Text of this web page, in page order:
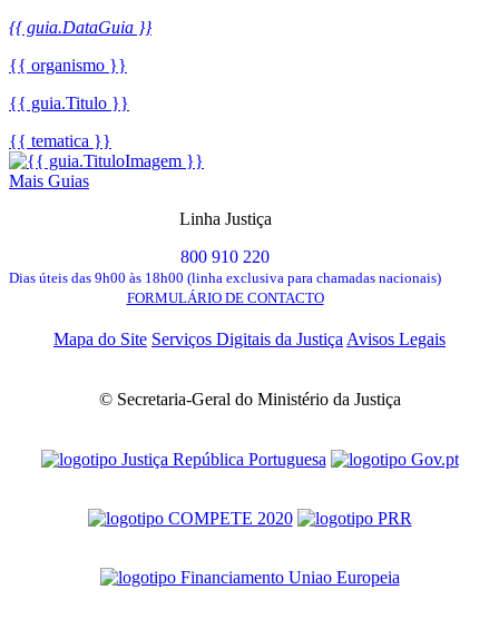
{{ guia.DataGuia }}
{{ organismo }}
{{ guia.Titulo }}
{{ tematica }}
Mais Guias
Linha Justiça
800 910 220
Dias úteis das 9h00 às 18h00 (linha exclusiva para chamadas nacionais)
FORMULÁRIO DE CONTACTO
Mapa do Site Serviços Digitais da Justiça Avisos Legais
© Secretaria-Geral do Ministério da Justiça